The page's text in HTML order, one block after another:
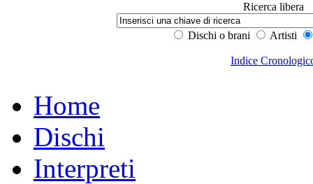
Ricerca libera
Dischi o brani Artisti
Indice
Home
Dischi
Interpreti